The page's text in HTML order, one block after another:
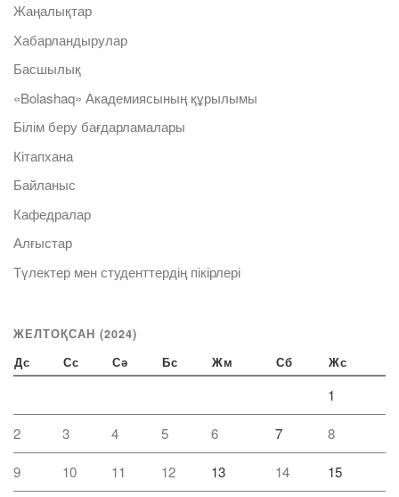
Жаңалықтар
Хабарландырулар
Басшылық
«Bolashaq» Академиясының құрылымы
Білім беру бағдарламалары
Кітапхана
Байланыс
Кафедралар
Алғыстар
Түлектер мен студенттердің пікірлері
ЖЕЛТОҚСАН (2024)
Дс Сс Сә Бс Жм Сб Жс
1
2 3 4 5 6 7 8
9 10 11 12 13 14 15